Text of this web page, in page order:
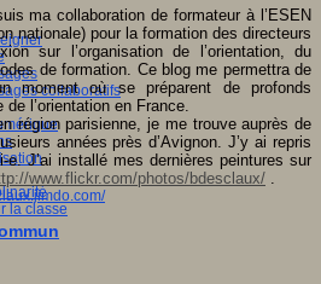
collaboratifs
la classe
ma collaboration de formateur à l’ESEN
nationale) pour la formation des directeurs
sur l’organisation de l’orientation, du
de formation. Ce blog me permettra de
moment où se préparent de profonds
l’orientation en France.
région parisienne, je me trouve auprès de
années près d’Avignon. J’y ai repris
J’ai installé mes dernières peintures sur
www.flickr.com/photos/bdesclaux/